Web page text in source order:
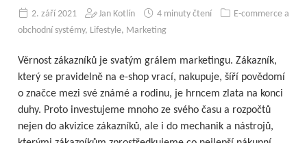
2. září 2021 Jan Kotlín 4 minuty čtení
E-commerce a
obchodní systémy, Lifestyle, Marketing
Věrnost zákazníků je svatým grálem marketingu. Zákazník,
který se pravidelně na e-shop vrací, nakupuje, šíří povědomí
o značce mezi své známé a rodinu, je hrncem zlata na konci
duhy. Proto investujeme mnoho ze svého času a rozpočtů
nejen do akvizice zákazníků, ale i do mechanik a nástrojů,